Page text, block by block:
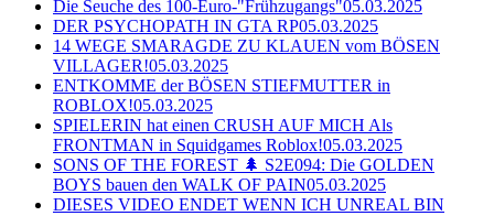
Die Seuche des 100-Euro-"Frühzugangs"05.03.2025
DER PSYCHOPATH IN GTA RP05.03.2025
14 WEGE SMARAGDE ZU KLAUEN vom BÖSEN
VILLAGER!05.03.2025
ENTKOMME der BÖSEN STIEFMUTTER in
ROBLOX!05.03.2025
SPIELERIN hat einen CRUSH AUF MICH Als
FRONTMAN in Squidgames Roblox!05.03.2025
SONS OF THE FOREST 🌲 S2E094: Die GOLDEN
BOYS bauen den WALK OF PAIN05.03.2025
DIESES VIDEO ENDET WENN ICH UNREAL BIN